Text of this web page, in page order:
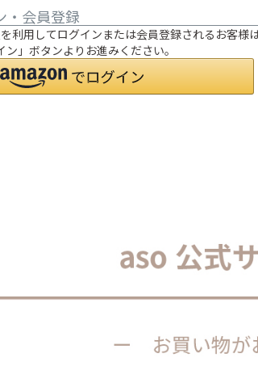
・会員登録
用してログインまたは会員登録されるお客様は
」ボタンよりお進みください。